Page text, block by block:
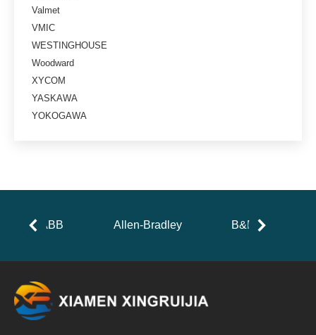
Valmet
VMIC
WESTINGHOUSE
Woodward
XYCOM
YASKAWA
YOKOGAWA
ABB Allen-Bradley B&R